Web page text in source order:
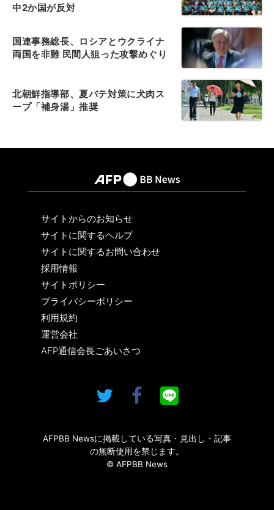
中2か国が反対
国連事務総長、ロシアとウクライナ
両国を非難 民間人狙った攻撃めぐり
北朝鮮指導部、夏バテ対策に犬肉ス
ープ「補身湯」推奨
サイトからのお知らせ
サイトに関するヘルプ
サイトに関するお問い合わせ
採用情報
サイトポリシー
プライバシーポリシー
利用規約
運営会社
AFP通信会長ごあいさつ
AFPBB Newsに掲載している写真・見出し・記事
の無断使用を禁じます。
© AFPBB News